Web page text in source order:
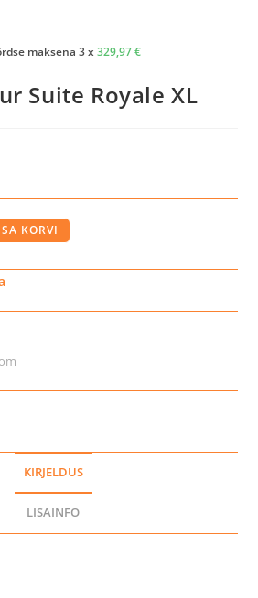
maksena 3 x329,97€
Suite Royale XL
KORVI
KIRJELDUS
LISAINFO